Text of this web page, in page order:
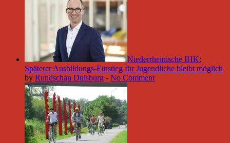
Niederrheinische IHK:
Späterer Ausbildungs-Einstieg für Jugendliche bleibt möglich
by Rundschau Duisburg - No Comment